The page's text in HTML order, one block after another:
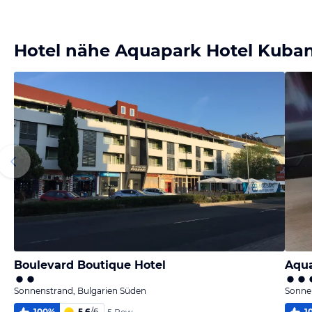
Hotel nähe Aquapark Hotel
Boulevard Boutique Hotel
Sonnenstrand, Bulgarien Süden